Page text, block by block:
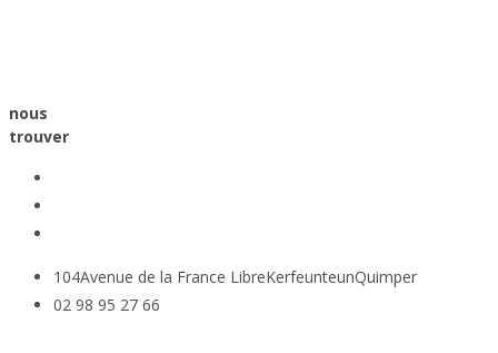
nous
trouver
104Avenue de la France LibreKerfeunteunQuimper
02 98 95 27 66